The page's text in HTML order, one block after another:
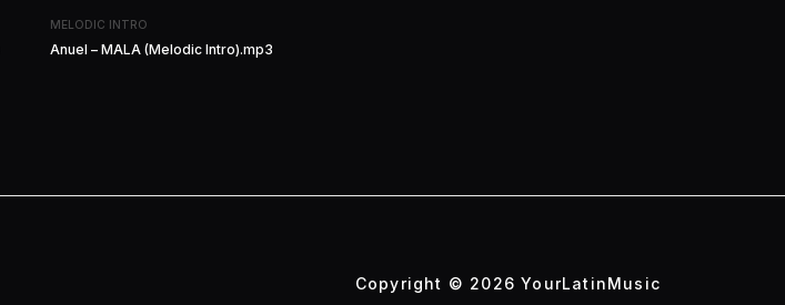
MELODIC INTRO
Anuel – MALA (Melodic Intro).mp3
Copyright © 2026 YourLatinMusic